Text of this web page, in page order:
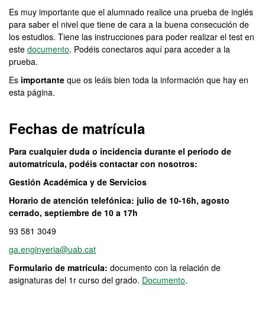
Es muy importante que el alumnado realice una prueba de inglés
para saber el nivel que tiene de cara a la buena consecución de
los estudios. Tiene las instrucciones para poder realizar el test en
este documento. Podéis conectaros aquí para acceder a la
prueba.
Es importante que os leáis bien toda la información que hay en
esta página.
Fechas de matrícula
Para cualquier duda o incidencia durante el periodo de
automatrícula, podéis contactar con nosotros:
Gestión Académica y de Servicios
Horario de atención telefónica: julio de 10-16h, agosto
cerrado, septiembre de 10 a 17h
93 581 3049
ga.enginyeria@uab.cat
Formulario de matrícula: documento con la relación de
asignaturas del 1r curso del grado. Documento.